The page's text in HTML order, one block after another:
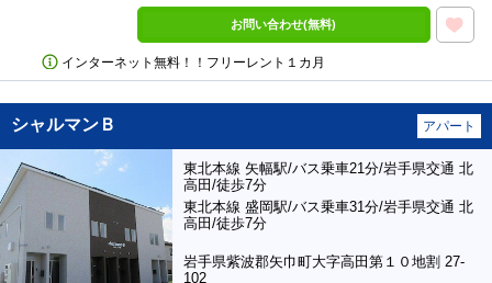
お問い合わせ(無料)
インターネット無料！！フリーレント１カ月
シャルマンＢ アパート
東北本線 矢幅駅/バス乗車21分/岩手県交通 北
高田/徒歩7分
東北本線 盛岡駅/バス乗車31分/岩手県交通 北
高田/徒歩7分
岩手県紫波郡矢巾町大字高田第１０地割 27-
102